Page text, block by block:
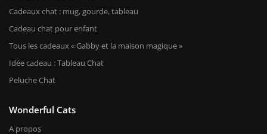
Cadeaux chat : mug, gourde, tableau
Cadeau chat pour enfant
Tous les cadeaux « Gabby et la maison magique »
Idée cadeau : Tableau Chat
Peluche Chat
Wonderful Cats
A propos